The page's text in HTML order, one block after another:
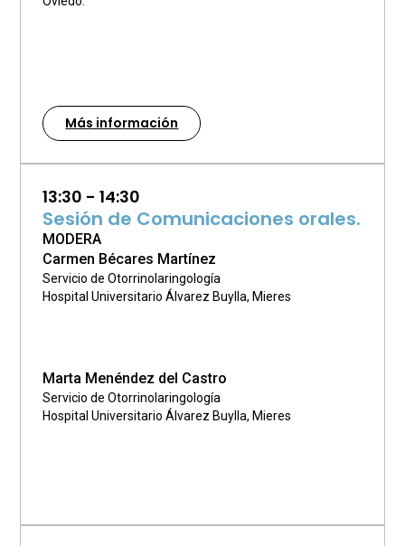
Más información
13:30 - 14:30
Sesión de Comunicaciones orales.
MODERA
Carmen Bécares Martínez
Servicio de Otorrinolaringología
Hospital Universitario Álvarez Buylla, Mieres
Marta Menéndez del Castro
Servicio de Otorrinolaringología
Hospital Universitario Álvarez Buylla, Mieres